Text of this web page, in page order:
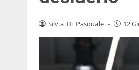
Silvia_Di_Pasquale - 12